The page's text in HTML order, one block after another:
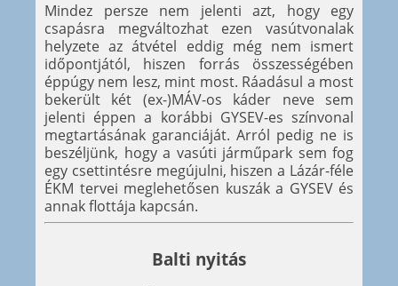
Mindez persze nem jelenti azt, hogy egy
csapásra megváltozhat ezen vasútvonalak
helyzete az átvétel eddig még nem ismert
időpontjától, hiszen forrás összességében
éppúgy nem lesz, mint most. Ráadásul a most
bekerült két (ex-)MÁV-os káder neve sem
jelenti éppen a korábbi GYSEV-es színvonal
megtartásának garanciáját. Arról pedig ne is
beszéljünk, hogy a vasúti járműpark sem fog
egy csettintésre megújulni, hiszen a Lázár-féle
ÉKM tervei meglehetősen kuszák a GYSEV és
annak flottája kapcsán.
Balti nyitás